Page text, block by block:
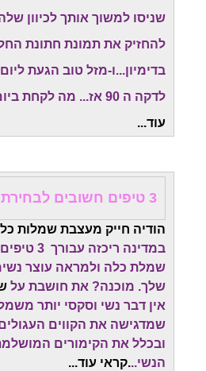
שניסו למשוך אותך לכיוון
להחזיק את תמונת חתונת
בדימיון...ו-מזל טוב הגעת
לדקה ה 90 אז... מה לקחת ביום החתונה....
עוד...
3 טיפים חשובים לבחירת שמלת כלה
הודיה חייק מעצבת שמלות
במדינה
שמלת כלה ולמראה עוצר
שלך. מוכנה? את חושבת על
אין דבר נשי וסקסי יותר
שמדגישה את הקווים
ובכלל את הקימורים
הנשי...קראי עוד...